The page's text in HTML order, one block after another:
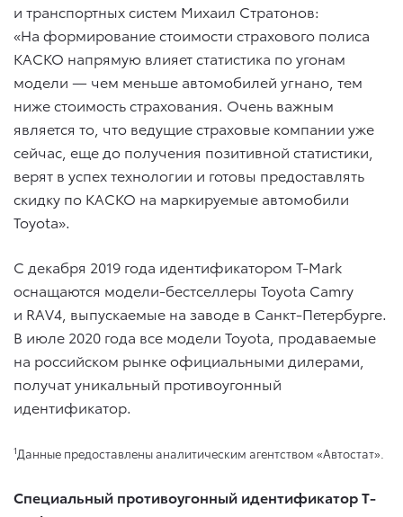
и транспортных систем Михаил Стратонов:
«На формирование стоимости страхового полиса
КАСКО напрямую влияет статистика по угонам
модели — чем меньше автомобилей угнано, тем
ниже стоимость страхования. Очень важным
является то, что ведущие страховые компании уже
сейчас, еще до получения позитивной статистики,
верят в успех технологии и готовы предоставлять
скидку по КАСКО на маркируемые автомобили
Toyota».
С декабря 2019 года идентификатором T-Mark
оснащаются модели-бестселлеры Toyota Camry
и RAV4, выпускаемые на заводе в Санкт-Петербурге.
В июле 2020 года все модели Toyota, продаваемые
на российском рынке официальными дилерами,
получат уникальный противоугонный
идентификатор.
1Данные предоставлены аналитическим агентством «Автостат».
Специальный противоугонный идентификатор T-